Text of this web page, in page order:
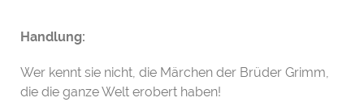
Handlung:
Wer kennt sie nicht, die Märchen der Brüder Grimm,
die die ganze Welt erobert haben!